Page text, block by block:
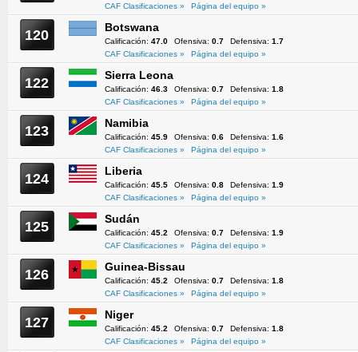
CAF Clasificaciones »
Página del equipo »
120 Botswana
Calificación: 47.0 Ofensiva: 0.7 Defensiva: 1.7
CAF Clasificaciones »
Página del equipo »
122 Sierra Leona
Calificación: 46.3 Ofensiva: 0.7 Defensiva: 1.8
CAF Clasificaciones »
Página del equipo »
123 Namibia
Calificación: 45.9 Ofensiva: 0.6 Defensiva: 1.6
CAF Clasificaciones »
Página del equipo »
124 Liberia
Calificación: 45.5 Ofensiva: 0.8 Defensiva: 1.9
CAF Clasificaciones »
Página del equipo »
125 Sudán
Calificación: 45.2 Ofensiva: 0.7 Defensiva: 1.9
CAF Clasificaciones »
Página del equipo »
126 Guinea-Bissau
Calificación: 45.2 Ofensiva: 0.7 Defensiva: 1.8
CAF Clasificaciones »
Página del equipo »
127 Niger
Calificación: 45.2 Ofensiva: 0.7 Defensiva: 1.8
CAF Clasificaciones »
Página del equipo »